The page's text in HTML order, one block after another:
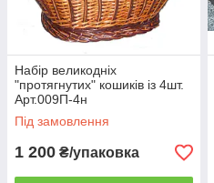
Набір великодніх
"протягнутих" кошиків із 4шт.
Арт.009П-4н
Під замовлення
1 200 ₴/упаковка